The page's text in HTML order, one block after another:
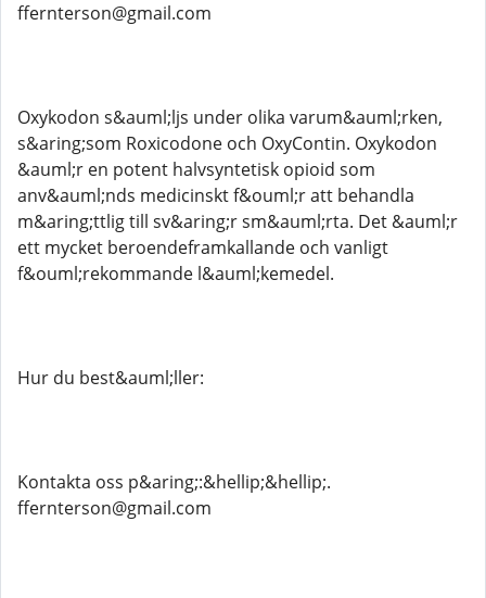
ffernterson@gmail.com
Oxykodon s&auml;ljs under olika varum&auml;rken,
s&aring;som Roxicodone och OxyContin. Oxykodon
&auml;r en potent halvsyntetisk opioid som
anv&auml;nds medicinskt f&ouml;r att behandla
m&aring;ttlig till sv&aring;r sm&auml;rta. Det &auml;r
ett mycket beroendeframkallande och vanligt
f&ouml;rekommande l&auml;kemedel.
Hur du best&auml;ller:
Kontakta oss p&aring;:&hellip;&hellip;.
ffernterson@gmail.com